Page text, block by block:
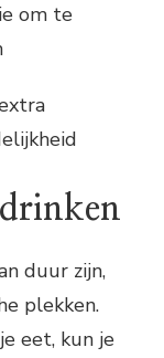
om te
duur zijn,
plekken.
eet, kun je